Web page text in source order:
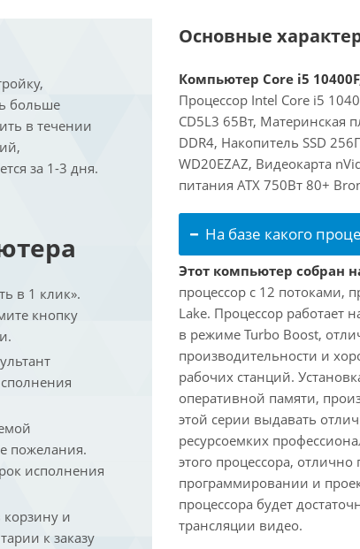
больше
в течении
за 1-3 дня.
в 1 клик».
кнопку
пожелания.
исполнения
и
к заказу
Основные
Компьютер Core i5 10400F,
Процессор Intel Core i5
CD5L3 65Вт, Материнская
DDR4, Накопитель SSD
WD20EZAZ, Видеокарта
питания ATX 750Вт 80+
На базе какого
Этот компьютер собран
процессор с 12 потоками,
Lake. Процессор работает
в режиме Turbo Boost,
производительности и
рабочих станций.
оперативной памяти,
этой серии выдавать
ресурсоемких
этого процессора,
программировании и
процессора будет
трансляции видео.